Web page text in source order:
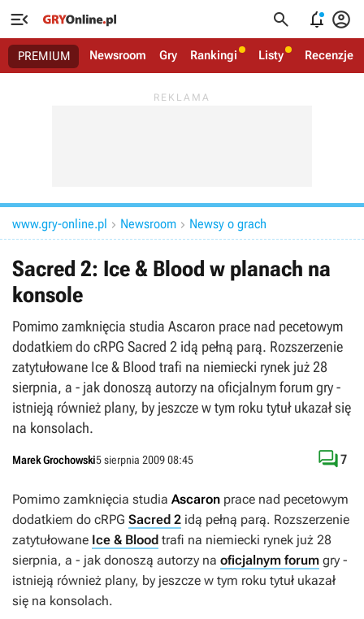
   
PREMIUM Newsroom Gry Rankingi Listy Recenzje
www.gry-online.pl  Newsroom  Newsy o grach
Sacred 2: Ice & Blood w planach na
konsole
Pomimo zamknięcia studia Ascaron prace nad pecetowym
dodatkiem do cRPG Sacred 2 idą pełną parą. Rozszerzenie
zatytułowane Ice & Blood trafi na niemiecki rynek już 28
sierpnia, a - jak donoszą autorzy na oficjalnym forum gry -
istnieją również plany, by jeszcze w tym roku tytuł ukazał się
na konsolach.
Marek Grochowski5 sierpnia 2009 08:45 7
Pomimo zamknięcia studia Ascaron prace nad pecetowym
dodatkiem do cRPG Sacred 2 idą pełną parą. Rozszerzenie
zatytułowane Ice & Blood trafi na niemiecki rynek już 28
sierpnia, a - jak donoszą autorzy na oficjalnym forum gry -
istnieją również plany, by jeszcze w tym roku tytuł ukazał
się na konsolach.